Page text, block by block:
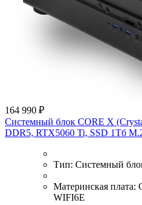
164 990 ₽
Системный блок CORE X
DDR5, RTX5060 Ti, SSD 1Тб
Тип: Системный
Материнская плата:
WIFI6E